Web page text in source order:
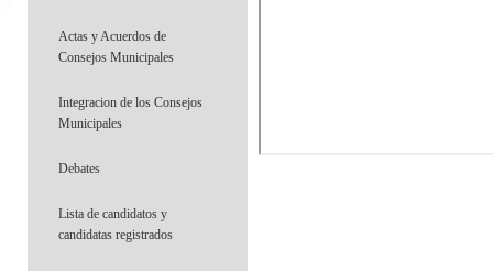
Actas y Acuerdos de
Consejos Municipales
Integracion de los Consejos
Municipales
Debates
Lista de candidatos y
candidatas registrados